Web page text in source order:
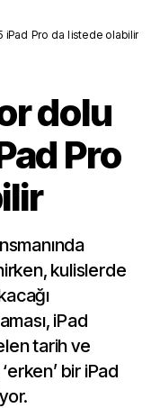
iPad Pro da listede olabilir
dolu
Pro
kulislerde
iPad
tarih ve
bir iPad